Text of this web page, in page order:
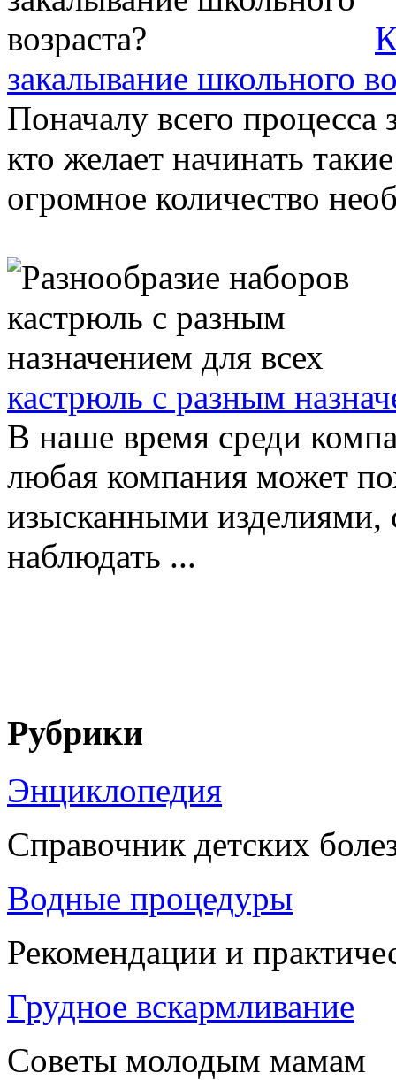
закалывание школьного
Поначалу всего процесса
кто желает начинать
огромное количество
кастрюль с разным
В наше время среди
любая компания может
изысканными
наблюдать ...
Рубрики
Энциклопедия
Справочник детских
Водные процедуры
Рекомендации и
Грудное вскармливание
Советы молодым мамам